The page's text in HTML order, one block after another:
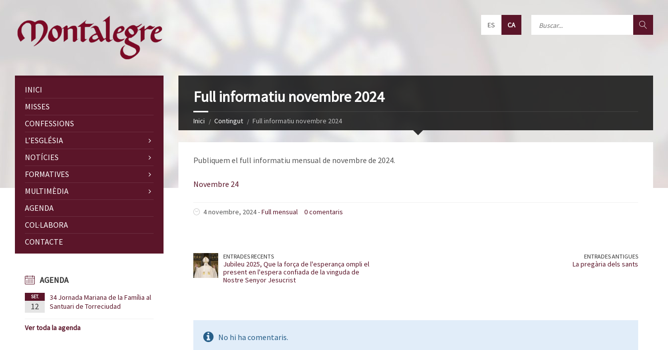
ES CA
Full informatiu novembre 2024
Inici Contingut Full informatiu novembre 2024
Publiquem el full informatiu mensual de novembre de 2024.
Novembre 24
4 novembre, 2024 -Full mensual 0 comentaris
ENTRADES RECENTS
Jubileu 2025, Que la força de l'esperança ompli el
present en l'espera confiada de la vinguda de
Nostre Senyor Jesucrist
ENTRADES ANTIGUES
La pregària dels sants
No hi ha comentaris.
INICI
MISSES
CONFESSIONS
L’ESGLÉSIA
NOTÍCIES
FORMATIVES
MULTIMÈDIA
AGENDA
COL·LABORA
CONTACTE
AGENDA
SET.
12
34 Jornada Mariana de la Família al
Santuari de Torreciudad
Ver toda la agenda